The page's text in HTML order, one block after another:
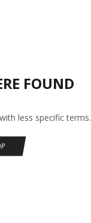
FOUND
less specific terms.